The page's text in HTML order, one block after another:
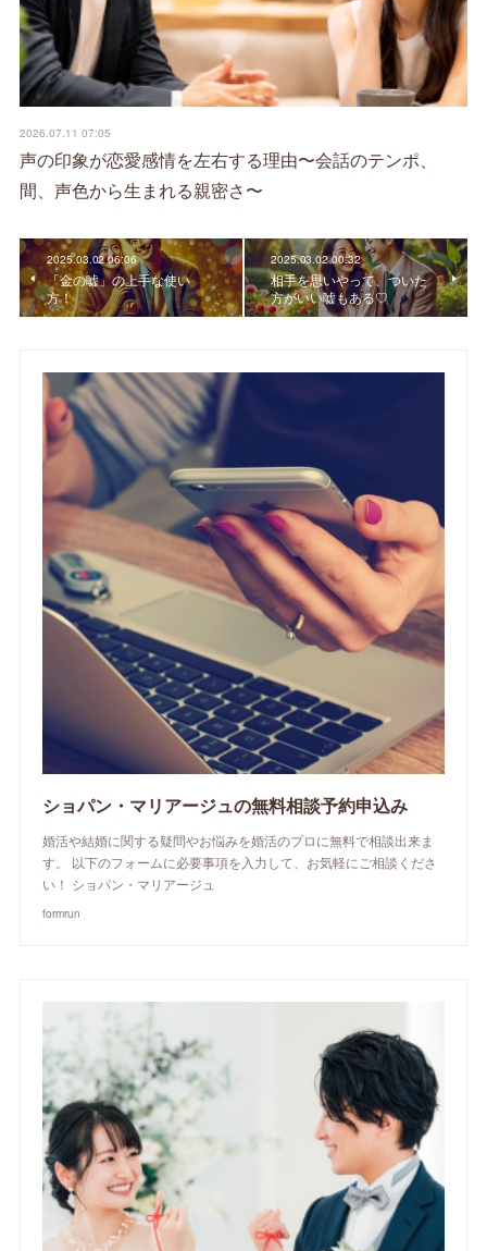
2026.07.11 07:05
声の印象が恋愛感情を左右する理由〜会話のテンポ、
間、声色から生まれる親密さ〜
2025.03.02 06:06
「金の嘘」の上手な使い
方！
2025.03.02 00:32
相手を思いやって、ついた
方がいい嘘もある♡
ショパン・マリアージュの無料相談予約申込み
婚活や結婚に関する疑問やお悩みを婚活のプロに無料で相談出来ま
す。 以下のフォームに必要事項を入力して、お気軽にご相談くださ
い！ ショパン・マリアージュ
formrun